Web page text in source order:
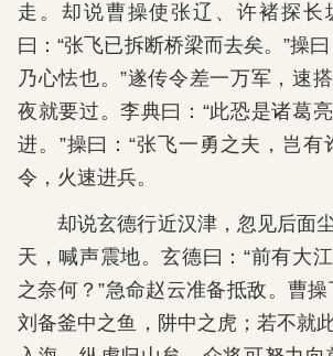
走。却说曹操使张辽、许褚探长
曰：“张飞已拆断桥梁而去矣。”操曰
乃心怯也。”遂传令差一万军，速
夜就要过。李典曰：“此恐是诸葛
进。”操曰：“张飞一勇之夫，岂有
令，火速进兵。
却说玄德行近汉津，忽见后面
天，喊声震地。玄德曰：“前有大
之奈何？”急命赵云准备抵敌。曹
刘备釜中之鱼，阱中之虎；若不就